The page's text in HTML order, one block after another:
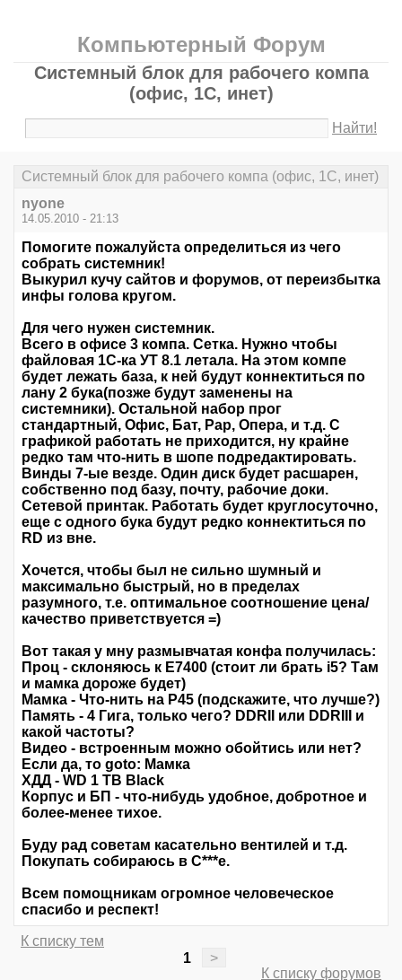
Компьютерный Форум
Системный блок для рабочего компа
(офис, 1С, инет)
Найти!
Системный блок для рабочего компа (офис, 1С, инет)
nyone
14.05.2010 - 21:13
Помогите пожалуйста определиться из чего
собрать системник!
Выкурил кучу сайтов и форумов, от переизбытка
инфы голова кругом.
Для чего нужен системник.
Всего в офисе 3 компа. Сетка. Нужно чтобы
файловая 1С-ка УТ 8.1 летала. На этом компе
будет лежать база, к ней будут коннектиться по
лану 2 бука(позже будут заменены на
системники). Остальной набор прог
стандартный, Офис, Бат, Рар, Опера, и т.д. С
графикой работать не приходится, ну крайне
редко там что-нить в шопе подредактировать.
Винды 7-ые везде. Один диск будет расшарен,
собственно под базу, почту, рабочие доки.
Сетевой принтак. Работать будет круглосуточно,
еще с одного бука будут редко коннектиться по
RD из вне.
Хочется, чтобы был не сильно шумный и
максимально быстрый, но в пределах
разумного, т.е. оптимальное соотношение цена/
качество приветствуется =)
Вот такая у мну размывчатая конфа получилась:
Проц - склоняюсь к Е7400 (стоит ли брать i5? Там
и мамка дороже будет)
Мамка - Что-нить на P45 (подскажите, что лучше?)
Память - 4 Гига, только чего? DDRII или DDRIII и
какой частоты?
Видео - встроенным можно обойтись или нет?
Если да, то goto: Мамка
ХДД - WD 1 TB Black
Корпус и БП - что-нибудь удобное, добротное и
более-менее тихое.
Буду рад советам касательно вентилей и т.д.
Покупать собираюсь в С***е.
Всем помощникам огромное человеческое
спасибо и респект!
К списку тем
1
>
К списку форумов